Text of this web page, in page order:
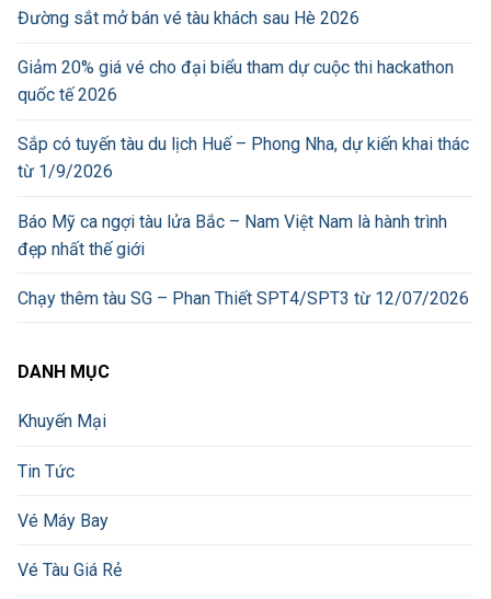
Đường sắt mở bán vé tàu khách sau Hè 2026
Giảm 20% giá vé cho đại biểu tham dự cuộc thi hackathon
quốc tế 2026
Sắp có tuyến tàu du lịch Huế – Phong Nha, dự kiến khai thác
từ 1/9/2026
Báo Mỹ ca ngợi tàu lửa Bắc – Nam Việt Nam là hành trình
đẹp nhất thế giới
Chạy thêm tàu SG – Phan Thiết SPT4/SPT3 từ 12/07/2026
DANH MỤC
Khuyến Mại
Tin Tức
Vé Máy Bay
Vé Tàu Giá Rẻ